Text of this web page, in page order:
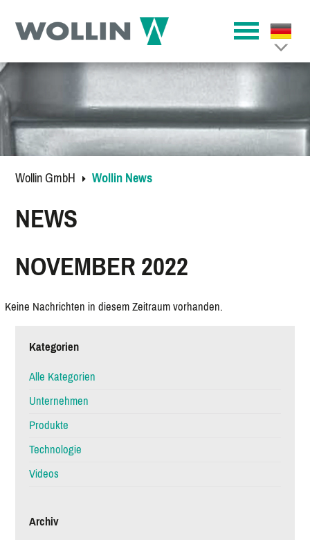
Wollin GmbH Wollin News
NEWS
NOVEMBER 2022
Keine Nachrichten in diesem Zeitraum vorhanden.
Kategorien
Alle Kategorien
Unternehmen
Produkte
Technologie
Videos
Archiv